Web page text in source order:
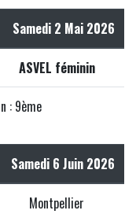
Samedi 2 Mai 2026
ASVEL féminin
: 9ème
Samedi 6 Juin 2026
Montpellier